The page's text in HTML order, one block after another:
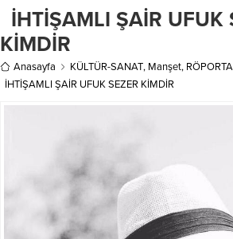
İHTİŞAMLI ŞAİR UFUK
KİMDİR
Anasayfa KÜLTÜR-SANAT, Manşet,
İHTİŞAMLI ŞAİR UFUK SEZER KİMDİR